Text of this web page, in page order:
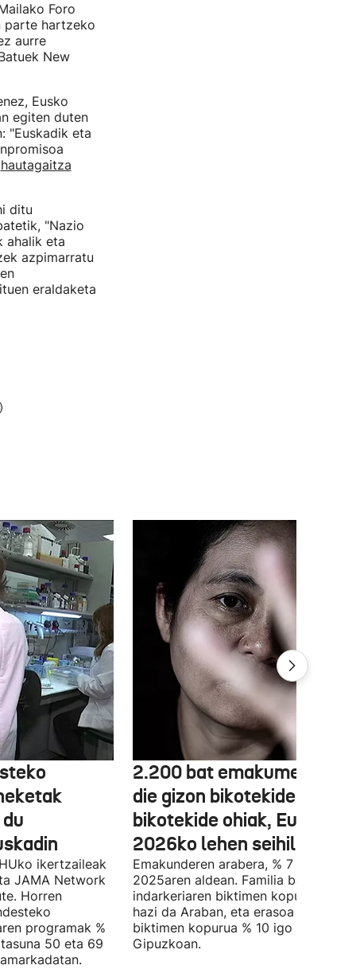
Foro
parte hartzeko
aurre
New
Eusko
egiten duten
"Euskadik eta
hautagaitza
ditu
"Nazio
ahalik eta
azpimarratu
eraldaketa
ikertzaileak
JAMA Network
Horren
programak %
50 eta 69
2.200 bat emakumeri
die gizon bikotekideak edo
bikotekide ohiak, Euskadin,
2026ko lehen seihilekoan
Emakunderen arabera, % 7 igo da
2025aren aldean. Familia barruko
indarkeriaren biktimen kopurua % 20
hazi da Araban, eta erasoa jasan
biktimen kopurua % 10 igo da
Gipuzkoan.